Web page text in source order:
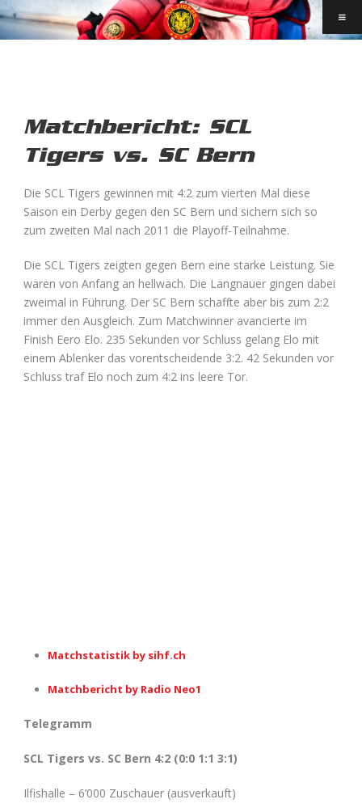
Matchbericht: SCL
Tigers vs. SC Bern
Die SCL Tigers gewinnen mit 4:2 zum vierten Mal diese
Saison ein Derby gegen den SC Bern und sichern sich so
zum zweiten Mal nach 2011 die Playoff-Teilnahme.
Die SCL Tigers zeigten gegen Bern eine starke Leistung. Sie
waren von Anfang an hellwach. Die Langnauer gingen dabei
zweimal in Führung. Der SC Bern schaffte aber bis zum 2:2
immer den Ausgleich. Zum Matchwinner avancierte im
Finish Eero Elo. 235 Sekunden vor Schluss gelang Elo mit
einem Ablenker das vorentscheidende 3:2. 42 Sekunden vor
Schluss traf Elo noch zum 4:2 ins leere Tor.
Matchstatistik by sihf.ch
Matchbericht by Radio Neo1
Telegramm
SCL Tigers vs. SC Bern 4:2 (0:0 1:1 3:1)
Ilfishalle – 6’000 Zuschauer (ausverkauft)